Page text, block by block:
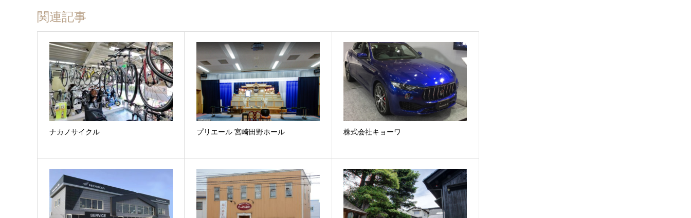
関連記事
ナカノサイクル プリエール 宮崎田野ホール 株式会社キョーワ